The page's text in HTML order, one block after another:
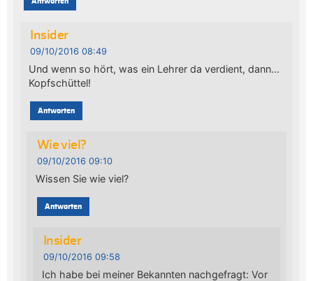
Insider
09/10/2016 08:49
Und wenn so hört, was ein Lehrer da verdient, dann…
Kopfschüttel!
Antworten
Wie viel?
09/10/2016 09:10
Wissen Sie wie viel?
Antworten
Insider
09/10/2016 09:58
Ich habe bei meiner Bekannten nachgefragt: Vor